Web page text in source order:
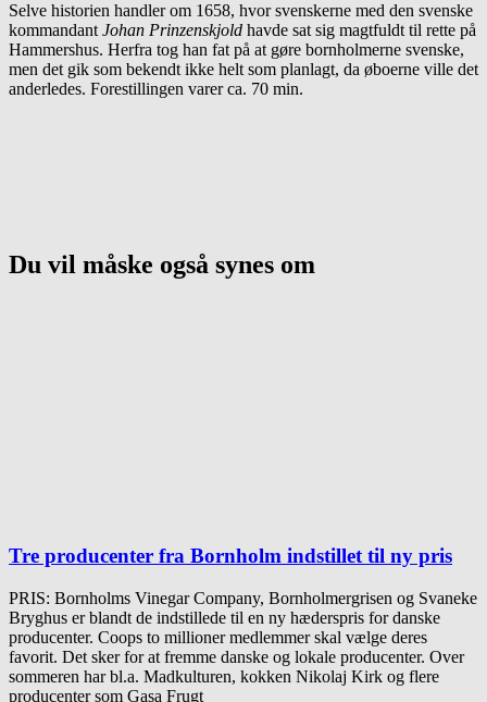
Selve historien handler om 1658, hvor svenskerne med den svenske
kommandant Johan Prinzenskjold havde sat sig magtfuldt til rette på
Hammershus. Herfra tog han fat på at gøre bornholmerne svenske,
men det gik som bekendt ikke helt som planlagt, da øboerne ville det
anderledes. Forestillingen varer ca. 70 min.
Du vil måske også synes om
Tre producenter fra Bornholm indstillet til ny pris
PRIS: Bornholms Vinegar Company, Bornholmergrisen og Svaneke
Bryghus er blandt de indstillede til en ny hæderspris for danske
producenter. Coops to millioner medlemmer skal vælge deres
favorit. Det sker for at fremme danske og lokale producenter. Over
sommeren har bl.a. Madkulturen, kokken Nikolaj Kirk og flere
producenter som Gasa Frugt